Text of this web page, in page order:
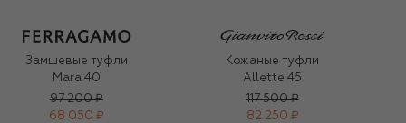
Замшевые туфли
Mara 40
97 200 ₽
68 050 ₽
Кожаные туфли
Allette 45
117 500 ₽
82 250 ₽